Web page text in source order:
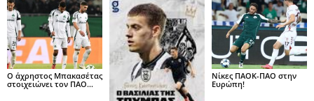
Ο άχρηστος Μπακασέτας
στοιχειώνει τον ΠΑΟ…
Νίκες ΠΑΟΚ-ΠΑΟ στην
Ευρώπη!